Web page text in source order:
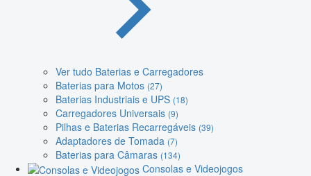
Ver tudo Baterias e Carregadores
Baterias para Motos (27)
Baterias Industriais e UPS (18)
Carregadores Universais (9)
Pilhas e Baterias Recarregáveis (39)
Adaptadores de Tomada (7)
Baterias para Câmaras (134)
Consolas e Videojogos